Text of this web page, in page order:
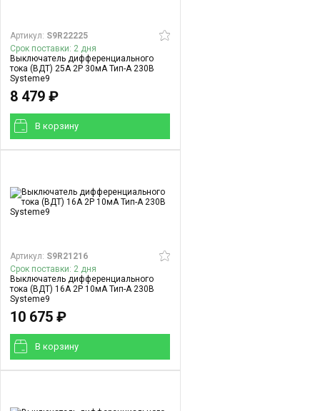
Артикул: S9R22225
Срок поставки: 2 дня
Выключатель дифференциального
тока (ВДТ) 25A 2P 30мА Тип-A 230В
Systeme9
8 479 ₽
В корзинy
Артикул: S9R21216
Срок поставки: 2 дня
Выключатель дифференциального
тока (ВДТ) 16A 2P 10мА Тип-A 230В
Systeme9
10 675 ₽
В корзинy